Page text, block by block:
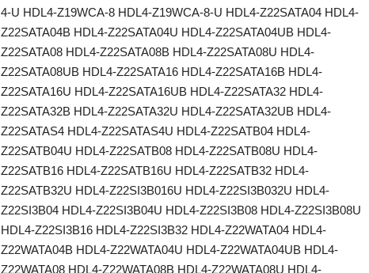
4-U HDL4-Z19WCA-8 HDL4-Z19WCA-8-U HDL4-Z22SATA04 HDL4-
Z22SATA04B HDL4-Z22SATA04U HDL4-Z22SATA04UB HDL4-
Z22SATA08 HDL4-Z22SATA08B HDL4-Z22SATA08U HDL4-
Z22SATA08UB HDL4-Z22SATA16 HDL4-Z22SATA16B HDL4-
Z22SATA16U HDL4-Z22SATA16UB HDL4-Z22SATA32 HDL4-
Z22SATA32B HDL4-Z22SATA32U HDL4-Z22SATA32UB HDL4-
Z22SATAS4 HDL4-Z22SATAS4U HDL4-Z22SATB04 HDL4-
Z22SATB04U HDL4-Z22SATB08 HDL4-Z22SATB08U HDL4-
Z22SATB16 HDL4-Z22SATB16U HDL4-Z22SATB32 HDL4-
Z22SATB32U HDL4-Z22SI3B016U HDL4-Z22SI3B032U HDL4-
Z22SI3B04 HDL4-Z22SI3B04U HDL4-Z22SI3B08 HDL4-Z22SI3B08U
HDL4-Z22SI3B16 HDL4-Z22SI3B32 HDL4-Z22WATA04 HDL4-
Z22WATA04B HDL4-Z22WATA04U HDL4-Z22WATA04UB HDL4-
Z22WATA08 HDL4-Z22WATA08B HDL4-Z22WATA08U HDL4-